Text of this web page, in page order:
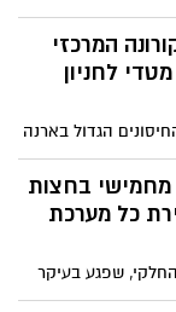
המרכזי
לחניון
הגדול בארנה
מתחם בדיקות
בטדי יועבר
ירושלים סמוך
בחצות
כל מערכת
שפגע בעיקר
-